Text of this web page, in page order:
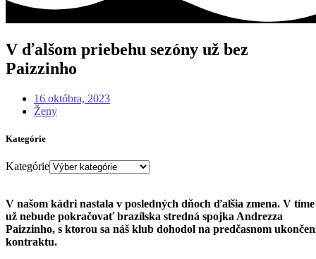
V ďalšom priebehu sezóny už bez
Paizzinho
16 októbra, 2023
Ženy
Kategórie
Kategórie
V našom kádri nastala v posledných dňoch ďalšia zmena. V tíme
už nebude pokračovať brazílska stredná spojka Andrezza
Paizzinho, s ktorou sa náš klub dohodol na predčasnom
kontraktu.